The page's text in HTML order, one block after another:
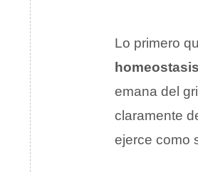
Lo primero
homeostasis
emana del
claramente
ejerce como